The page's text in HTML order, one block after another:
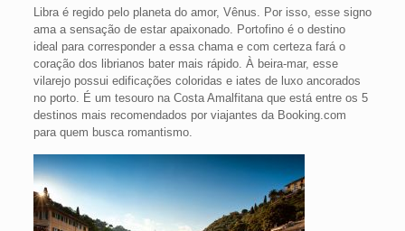
Libra é regido pelo planeta do amor, Vênus. Por isso, esse signo
ama a sensação de estar apaixonado. Portofino é o destino
ideal para corresponder a essa chama e com certeza fará o
coração dos librianos bater mais rápido. À beira-mar, esse
vilarejo possui edificações coloridas e iates de luxo ancorados
no porto. É um tesouro na Costa Amalfitana que está entre os 5
destinos mais recomendados por viajantes da Booking.com
para quem busca romantismo.